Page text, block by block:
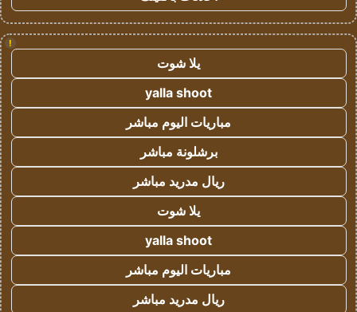
!
يلا شوت
yalla shoot
مباريات اليوم مباشر
برشلونة مباشر
ريال مدريد مباشر
يلا شوت
yalla shoot
مباريات اليوم مباشر
ريال مدريد مباشر